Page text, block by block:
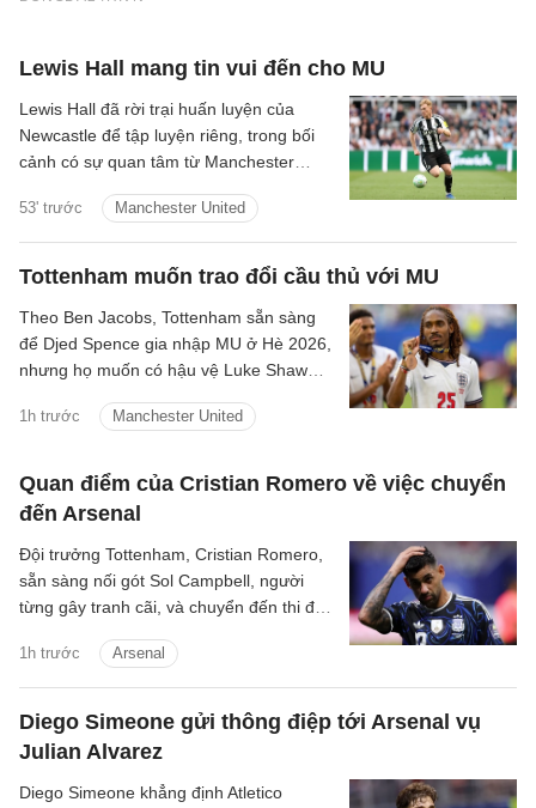
Lewis Hall mang tin vui đến cho MU
53' trước Manchester United
Lewis Hall đã rời trại huấn luyện của
Newcastle để tập luyện riêng, trong bối
cảnh có sự quan tâm từ Manchester
Tottenham muốn trao đổi cầu thủ với MU
1h trước Manchester United
Theo Ben Jacobs, Tottenham sẵn sàng
để Djed Spence gia nhập MU ở Hè 2026,
nhưng họ muốn có hậu vệ Luke Shaw
Quan điểm của Cristian Romero về việc chuyển
đến Arsenal
1h trước Arsenal
Đội trưởng Tottenham, Cristian Romero,
sẵn sàng nối gót Sol Campbell, người
từng gây tranh cãi, và chuyển đến thi đấu
Diego Simeone gửi thông điệp tới Arsenal vụ
Julian Alvarez
Diego Simeone khẳng định Atletico